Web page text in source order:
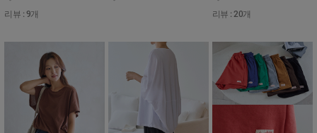
리뷰 : 9개
리뷰 : 20개